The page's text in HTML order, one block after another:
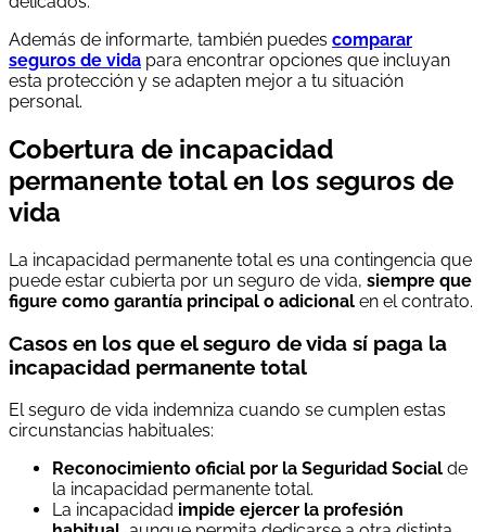
Además de informarte, también puedes comparar
seguros de vida para encontrar opciones que incluyan
esta protección y se adapten mejor a tu situación
personal.
Cobertura de incapacidad
permanente total en los seguros de
vida
La incapacidad permanente total es una contingencia que
puede estar cubierta por un seguro de vida, siempre que
figure como garantía principal o adicional en el contrato.
Casos en los que el seguro de vida sí paga la
incapacidad permanente total
El seguro de vida indemniza cuando se cumplen estas
circunstancias habituales:
Reconocimiento oficial por la Seguridad Social de
la incapacidad permanente total.
La incapacidad impide ejercer la profesión